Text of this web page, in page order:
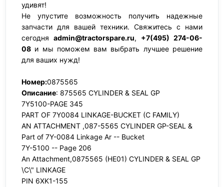
удивят!
Не упустите возможность получить надежные
запчасти для вашей техники. Свяжитесь с нами
сегодня admin@tractorspare.ru, +7(495) 274-06-
08 и мы поможем вам выбрать лучшее решение
для ваших нужд!
Номер:0875565
Описание: 875565 CYLINDER & SEAL GP
7Y5100-PAGE 345
PART OF 7Y0084 LINKAGE-BUCKET (C FAMILY)
AN ATTACHMENT ,087-5565 CYLINDER GP-SEAL &
Part of 7Y-0084 Linkage Ar -- Bucket
7Y-5100 -- Page 206
An Attachment,0875565 (HE01) CYLINDER & SEAL GP
\C\" LINKAGE
PIN 6XK1-155